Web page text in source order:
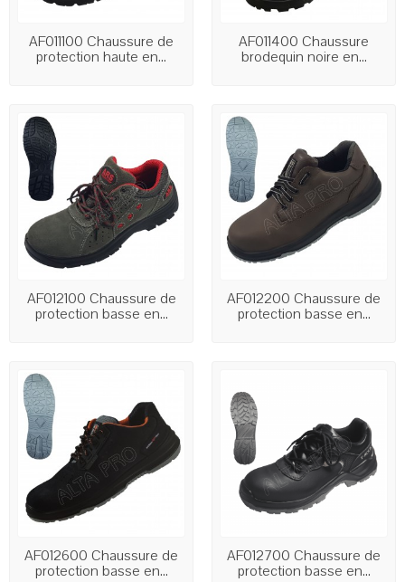
AF011100 Chaussure de
protection haute en...
AF011400 Chaussure
brodequin noire en...
AF012100 Chaussure de
protection basse en...
AF012200 Chaussure de
protection basse en...
AF012600 Chaussure de
protection basse en...
AF012700 Chaussure de
protection basse en...